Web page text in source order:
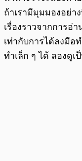
ถ้าเรามีมุมมองอย่า
เรื่องราวจากการอ่
เท่ากับการได้ลงมือ
ทำเล็ก ๆ ได้ ลองดู